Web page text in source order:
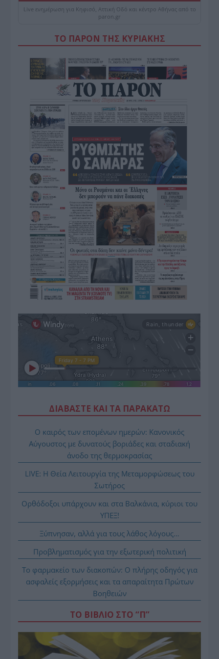
Live ενημέρωση για Κηφισό, Αττική Οδό και κέντρο Αθήνας από το
paron.gr
ΤΟ ΠΑΡΟΝ ΤΗΣ ΚΥΡΙΑΚΗΣ
ΔΙΑΒΑΣΤΕ ΚΑΙ ΤΑ ΠΑΡΑΚΑΤΩ
Ο καιρός των επομένων ημερών: Κανονικός
Αύγουστος με δυνατούς βοριάδες και σταδιακή
άνοδο της θερμοκρασίας
LIVE: Η Θεία Λειτουργία της Μεταμορφώσεως του
Σωτήρος
Ορθόδοξοι υπάρχουν και στα Βαλκάνια, κύριοι του
ΥΠΕΞ!
Ξύπνησαν, αλλά για τους λάθος λόγους…
Προβληματισμός για την εξωτερική πολιτική
Το φαρμακείο των διακοπών: Ο πλήρης οδηγός για
ασφαλείς εξορμήσεις και τα απαραίτητα Πρώτων
Βοηθειών
ΤΟ ΒΙΒΛΙΟ ΣΤΟ “Π”